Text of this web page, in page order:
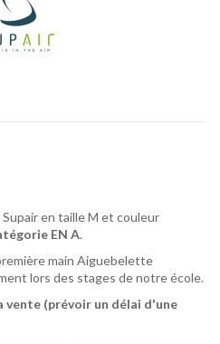
en taille M et couleur
EN A.
main Aiguebelette
lors des stages de notre école.
(prévoir un délai d'une